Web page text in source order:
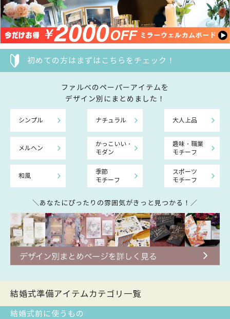
初めての方はまずはこちらをチェック！
ファルべのペーパーアイテムを
デザイン別にまとめました！
シンプル ナチュラル 大人上品
メルヘン
かっこいい・
モダン
趣味・職業
モチーフ
和風
季節
モチーフ
スポーツ
モチーフ
＼あなたにぴったりの雰囲気がきっと見つかる！／
結婚式準備アイテムカテゴリ一覧
結婚式前に使うもの